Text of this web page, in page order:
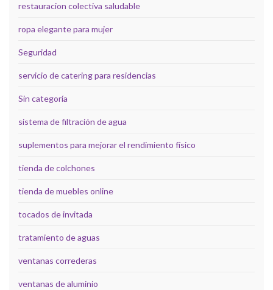
restauracion colectiva saludable
ropa elegante para mujer
Seguridad
servicio de catering para residencias
Sin categoría
sistema de filtración de agua
suplementos para mejorar el rendimiento físico
tienda de colchones
tienda de muebles online
tocados de invitada
tratamiento de aguas
ventanas correderas
ventanas de aluminio